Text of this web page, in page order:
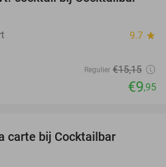
9.7 star
Regulier €15,15
€9,95
carte bij Cocktailbar